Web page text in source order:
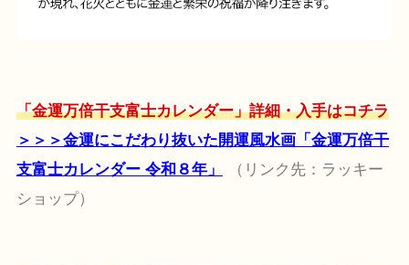
「金運万倍干支富士カレンダー」詳細・入手はコチラ
＞＞＞金運にこだわり抜いた開運風水画「金運万倍干
支富士カレンダー 令和８年」
（リンク先：ラッキー
ショップ）